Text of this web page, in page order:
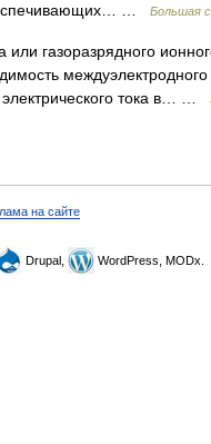
…
Большая
или газоразрядного
тока в… …
на сайте
Drupal, WordPress, MODx.